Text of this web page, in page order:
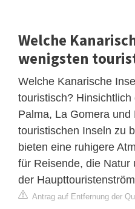
Welche
wenigsten
Welche Kanarische
touristisch?
Palma, La Gomera
touristischen Inseln zu
bieten eine ruhigere
für Reisende, die Natur
der
Antrag auf Entfernung der